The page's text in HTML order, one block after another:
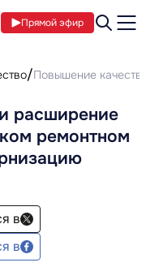
Прямой эфир
Повышение качества
расширение
ремонтном
в
в